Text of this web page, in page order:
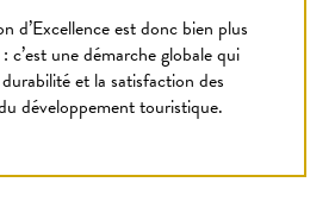
d’Excellence est donc bien plus
c’est une démarche globale qui
et la satisfaction des
développement touristique.